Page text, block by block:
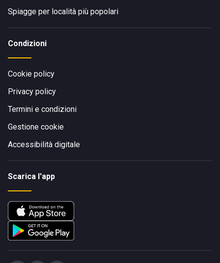
Spiagge per località più popolari
Condizioni
Cookie policy
Privacy policy
Termini e condizioni
Gestione cookie
Accessibilità digitale
Scarica l'app